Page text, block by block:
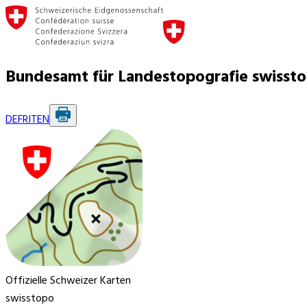
Bundesamt für Landestopografie
DEFRITEN
Offizielle Schweizer Karten
swisstopo